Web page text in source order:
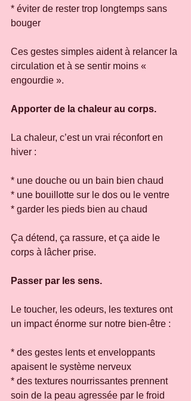
* éviter de rester trop longtemps sans
bouger
Ces gestes simples aident à relancer la
circulation et à se sentir moins «
engourdie ».
Apporter de la chaleur au corps.
La chaleur, c’est un vrai réconfort en
hiver :
* une douche ou un bain bien chaud
* une bouillotte sur le dos ou le ventre
* garder les pieds bien au chaud
Ça détend, ça rassure, et ça aide le
corps à lâcher prise.
Passer par les sens.
Le toucher, les odeurs, les textures ont
un impact énorme sur notre bien-être :
* des gestes lents et enveloppants
apaisent le système nerveux
* des textures nourrissantes prennent
soin de la peau agressée par le froid